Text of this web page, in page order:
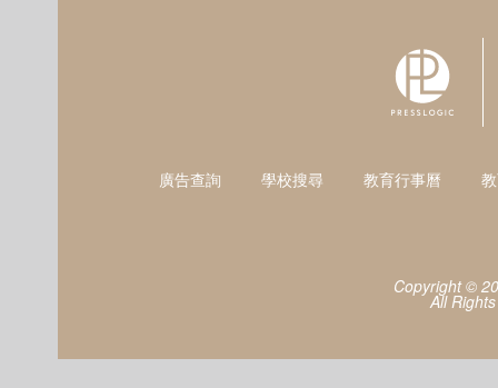
廣告查詢 學校搜尋 教育行事曆
Copyright ©
All